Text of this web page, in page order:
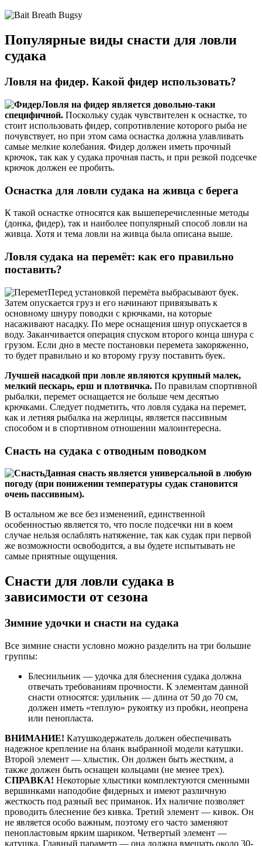
Популярные виды снасти для ловли
судака
Ловля на фидер. Какой фидер использовать?
Ловля на фидер является довольно-таки
специфичной. Поскольку судак чувствителен к оснастке, то
стоит использовать фидер, сопротивление которого рыба не
почувствует, но при этом сама оснастка должна улавливать
самые мелкие колебания. Фидер должен иметь прочный
крючок, так как у судака прочная пасть, и при резкой подсечке
крючок должен ее пробить.
Оснастка для ловли судака на живца с берега
К такой оснастке относятся как вышеперечисленные методы
(донка, фидер), так и наиболее популярный способ ловли на
живца. Хотя и тема ловли на живца была описана выше.
Ловля судака на перемёт: как его правильно
поставить?
Перед установкой перемёта выбрасывают буек.
Затем опускается груз и его начинают привязывать к
основному шнуру поводки с крючками, на которые
насаживают насадку. По мере оснащения шнур опускается в
воду. Заканчивается операция спуском второго конца шнура с
грузом. Если дно в месте постановки перемета закоряженно,
то будет правильно и ко второму грузу поставить буек.
Лучшей насадкой при ловле являются крупный малек,
мелкий пескарь, ерш и плотвичка. По правилам спортивной
рыбалки, перемет оснащается не больше чем десятью
крючками. Следует подметить, что ловля судака на перемет,
как и летняя рыбалка на жерлицы, является пассивным
способом и в спортивном отношении малоинтересна.
Снасть на судака с отводным поводком
Данная снасть является универсальной в любую
погоду (при понижении температуры судак становится
очень пассивным).
В остальном же все без изменений, единственной
особенностью является то, что после подсечки ни в коем
случае нельзя ослаблять натяжение, так как судак при первой
же возможности освободится, а вы будете испытывать не
самые приятные ощущения.
Снасти для ловли судака в
зависимости от сезона
Зимние удочки и снасти на судака
Все зимние снасти условно можно разделить на три большие
группы:
Блеснильник — удочка для блеснения судака должна
отвечать требованиям прочности. К элементам данной
снасти относятся: удильник — длина от 50 до 70 см,
должен иметь «теплую» рукоятку из пробки, неопрена
или пенопласта.
ВНИМАНИЕ! Катушкодержатель должен обеспечивать
надежное крепление на бланк выбранной модели катушки.
Второй элемент — хлыстик. Он должен быть жестким, а
также должен быть оснащен кольцами (не менее трех).
СПРАВКА! Некоторые хлыстики комплектуются сменными
вершинками наподобие фидерных и имеют различную
жесткость под разный вес приманок. Их наличие позволяет
проводить блеснение без кивка. Третий элемент — кивок. Он
не является особо важным, поэтому его часто заменяют
пенопластовым ярким шариком. Четвертый элемент —
катушка. Главный параметр — она должна вмещать около 30-